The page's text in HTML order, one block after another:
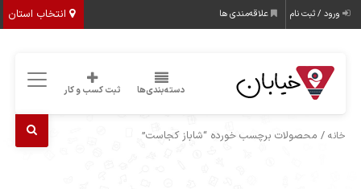
انتخاب استان ورود / ثبت نام علاقه‌مندی ها
دسته‌بندی‌ها ثبت کسب و کار
خانه / محصولات برچسب خورده “شاباز کجاست”